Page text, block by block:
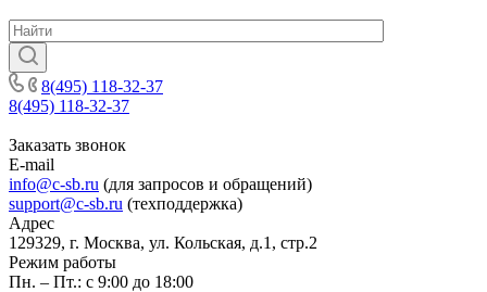
8(495) 118-32-37
8(495) 118-32-37
Заказать звонок
E-mail
info@c-sb.ru (для запросов и обращений)
support@c-sb.ru (техподдержка)
Адрес
129329, г. Москва, ул. Кольская, д.1, стр.2
Режим работы
Пн. – Пт.: с 9:00 до 18:00